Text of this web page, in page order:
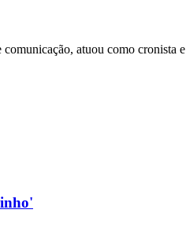
atuou como cronista